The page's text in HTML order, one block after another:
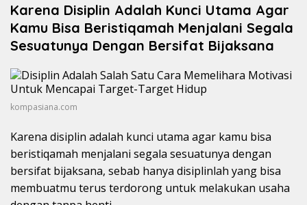
Karena Disiplin Adalah Kunci Utama Agar
Kamu Bisa Beristiqamah Menjalani Segala
Sesuatunya Dengan Bersifat Bijaksana
kompasiana.com
Karena disiplin adalah kunci utama agar kamu bisa
beristiqamah menjalani segala sesuatunya dengan
bersifat bijaksana, sebab hanya disiplinlah yang bisa
membuatmu terus terdorong untuk melakukan usaha